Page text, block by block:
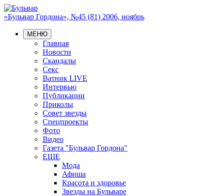
«Бульвар Гордона», №45 (81) 2006, ноябрь
МЕНЮ
Главная
Новости
Скандалы
Секс
Ватник LIVE
Интервью
Публикации
Приколы
Совет звезды
Спецпроекты
Фото
Видео
Газета "Бульвар Гордона"
ЕЩЕ
Мода
Афиша
Красота и здоровье
Звезды на Бульваре